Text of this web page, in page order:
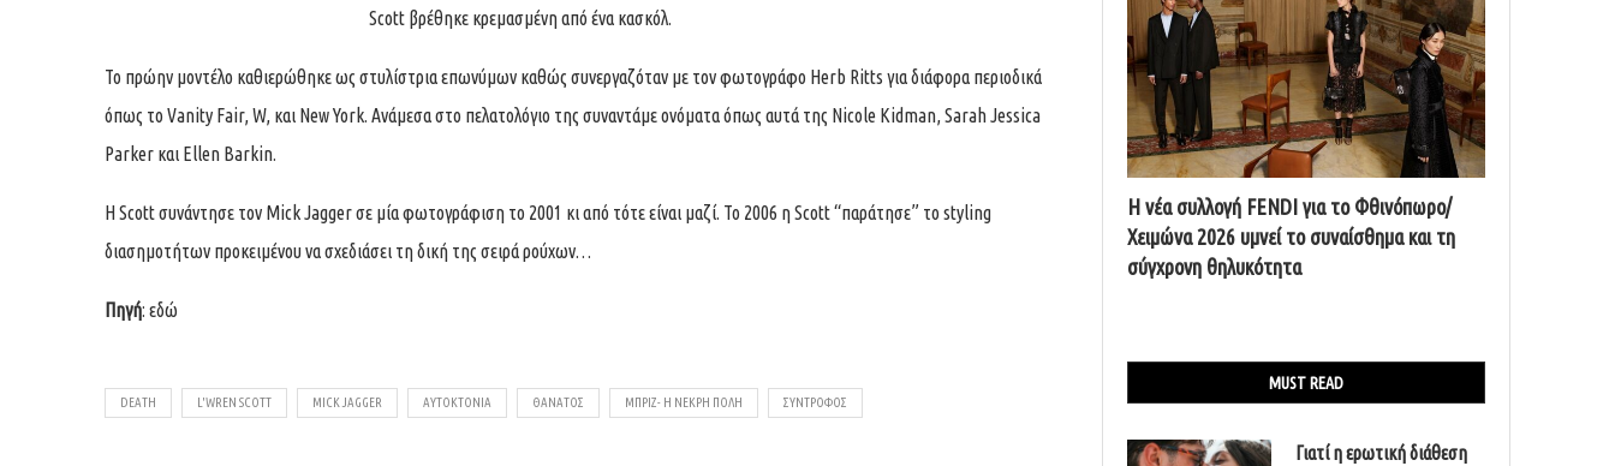
Scott βρέθηκε κρεμασμένη από ένα κασκόλ.
Το πρώην μοντέλο καθιερώθηκε ως στυλίστρια επωνύμων καθώς συνεργαζόταν με τον φωτογράφο Herb Ritts για διάφορα περιοδικά
όπως το Vanity Fair, W, και New York. Ανάμεσα στο πελατολόγιο της συναντάμε ονόματα όπως αυτά της Nicole Kidman, Sarah Jessica
Parker και Ellen Barkin.
Η Scott συνάντησε τον Mick Jagger σε μία φωτογράφιση το 2001 κι από τότε είναι μαζί. Το 2006 η Scott “παράτησε” το styling
διασημοτήτων προκειμένου να σχεδιάσει τη δική της σειρά ρούχων…
Πηγή: εδώ
DEATH L'WREN SCOTT MICK JAGGER ΑΥΤΟΚΤΟΝΊΑ ΘΆΝΑΤΟΣ ΜΠΡΙΖ- Η ΝΕΚΡΉ ΠΌΛΗ ΣΎΝΤΡΟΦΟΣ
Η νέα συλλογή FENDI για το Φθινόπωρο/
Χειμώνα 2026 υμνεί το συναίσθημα και τη
σύγχρονη θηλυκότητα
MUST READ
Γιατί η ερωτική διάθεση